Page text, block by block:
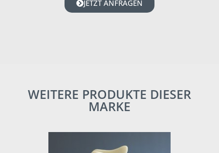
JETZT ANFRAGEN
WEITERE PRODUKTE DIESER
MARKE